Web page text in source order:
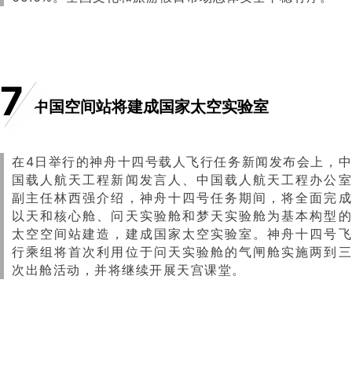
7 中国空间站将建成国家太空实验室
在4日举行的神舟十四号载人飞行任务新闻发布会上，中
国载人航天工程新闻发言人、中国载人航天工程办公室
副主任林西强介绍，神舟十四号任务期间，将全面完成
以天和核心舱、问天实验舱和梦天实验舱为基本构型的
太空空间站建造，建成国家太空实验室。神舟十四号飞
行乘组将首次利用位于问天实验舱的气闸舱实施两到三
次出舱活动，并将继续开展天宫课堂。